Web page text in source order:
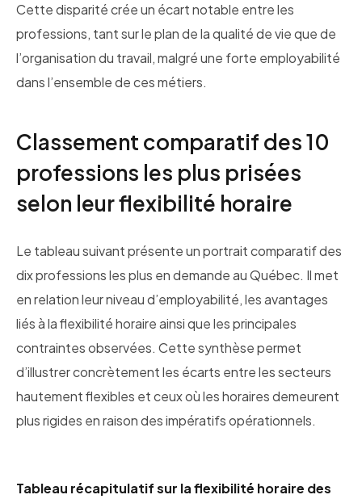
Cette disparité crée un écart notable entre les
professions, tant sur le plan de la qualité de vie que de
l’organisation du travail, malgré une forte employabilité
dans l’ensemble de ces métiers.
Classement comparatif des 10
professions les plus prisées
selon leur flexibilité horaire
Le tableau suivant présente un portrait comparatif des
dix professions les plus en demande au Québec. Il met
en relation leur niveau d’employabilité, les avantages
liés à la flexibilité horaire ainsi que les principales
contraintes observées. Cette synthèse permet
d’illustrer concrètement les écarts entre les secteurs
hautement flexibles et ceux où les horaires demeurent
plus rigides en raison des impératifs opérationnels.
Tableau récapitulatif sur la flexibilité horaire des